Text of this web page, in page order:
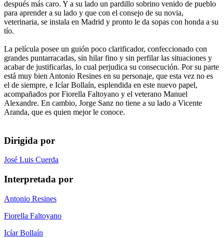
después más caro. Y a su lado un pardillo sobrino venido de pueblo
para aprender a su lado y que con el consejo de su novia,
veterinaria, se instala en Madrid y pronto le da sopas con honda a su
tío.
La película posee un guión poco clarificador, confeccionado con
grandes puntarracadas, sin hilar fino y sin perfilar las situaciones y
acabar de justificarlas, lo cual perjudica su consecución. Por su parte
está muy bien Antonio Resines en su personaje, que esta vez no es
el de siempre, e Icíar Bollaín, esplendida en este nuevo papel,
acompañados por Fiorella Faltoyano y el veterano Manuel
Alexandre. En cambio, Jorge Sanz no tiene a su lado a Vicente
Aranda, que es quien mejor le conoce.
Dirigida por
José Luis Cuerda
Interpretada por
Antonio Resines
Fiorella Faltoyano
Icíar Bollaín